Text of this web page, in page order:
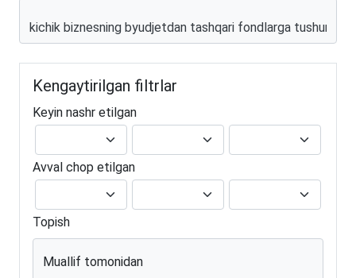
Kengaytirilgan filtrlar
Keyin nashr etilgan
Avval chop etilgan
Topish
Muallif tomonidan